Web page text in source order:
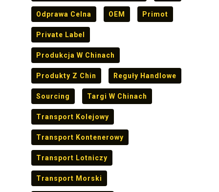
Odprawa Celna OEM Primot
Private Label
Produkcja W Chinach
Produkty Z Chin Reguły Handlowe
Sourcing Targi W Chinach
Transport Kolejowy
Transport Kontenerowy
Transport Lotniczy
Transport Morski